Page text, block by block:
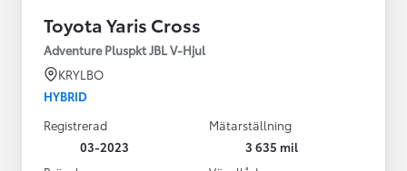
Toyota Yaris Cross
Adventure Pluspkt JBL V-Hjul
KRYLBO
HYBRID
Registrerad
03-2023
Mätarställning
3 635 mil